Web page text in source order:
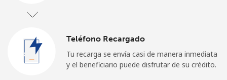
Teléfono Recargado
Tu recarga se envía casi de manera inmediata
y el beneficiario puede disfrutar de su crédito.